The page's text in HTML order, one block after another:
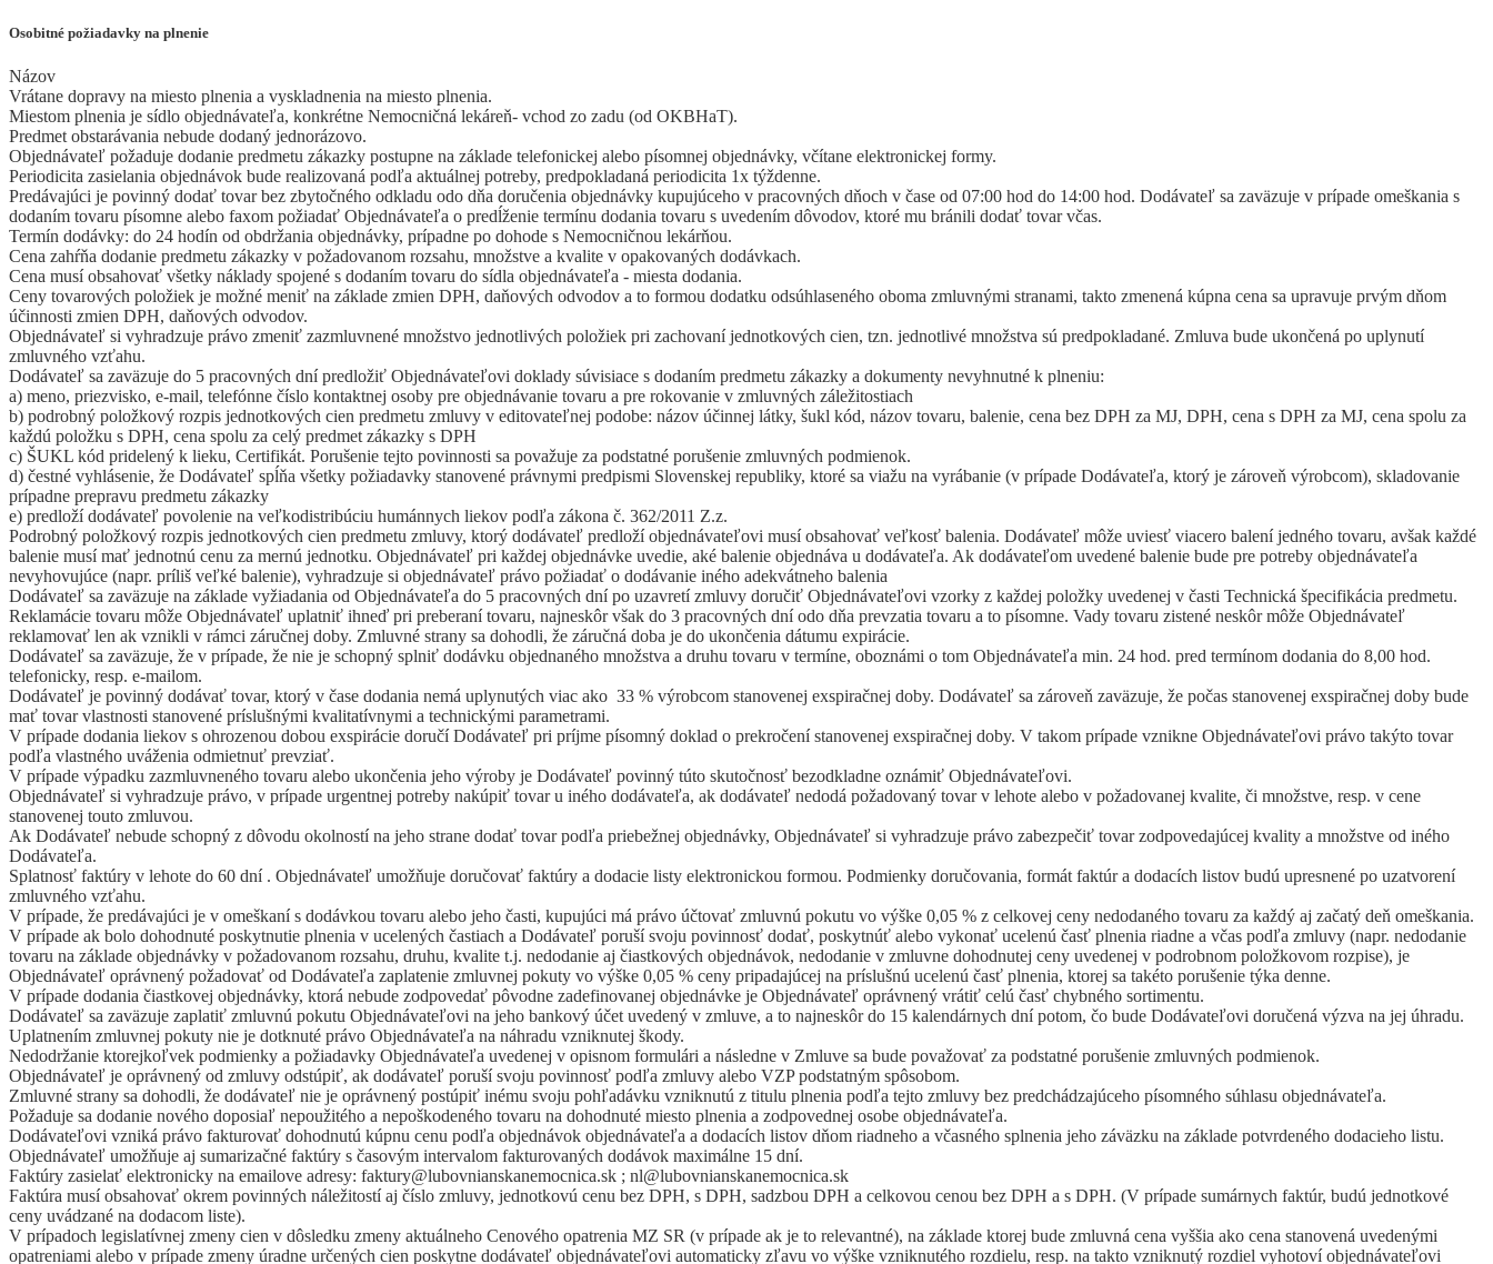
Osobitné požiadavky na plnenie
Názov
Vrátane dopravy na miesto plnenia a vyskladnenia na miesto plnenia.
Miestom plnenia je sídlo objednávateľa, konkrétne Nemocničná lekáreň- vchod zo zadu (od OKBHaT).
Predmet obstarávania nebude dodaný jednorázovo.
Objednávateľ požaduje dodanie predmetu zákazky postupne na základe telefonickej alebo písomnej objednávky, včítane elektronickej formy.
Periodicita zasielania objednávok bude realizovaná podľa aktuálnej potreby, predpokladaná periodicita 1x týždenne.
Predávajúci je povinný dodať tovar bez zbytočného odkladu odo dňa doručenia objednávky kupujúceho v pracovných dňoch v čase od 07:00 hod do 14:00 hod. Dodávateľ sa zaväzuje v prípade omeškania s
dodaním tovaru písomne alebo faxom požiadať Objednávateľa o predĺženie termínu dodania tovaru s uvedením dôvodov, ktoré mu bránili dodať tovar včas.
Termín dodávky: do 24 hodín od obdržania objednávky, prípadne po dohode s Nemocničnou lekárňou.
Cena zahŕňa dodanie predmetu zákazky v požadovanom rozsahu, množstve a kvalite v opakovaných dodávkach.
Cena musí obsahovať všetky náklady spojené s dodaním tovaru do sídla objednávateľa - miesta dodania.
Ceny tovarových položiek je možné meniť na základe zmien DPH, daňových odvodov a to formou dodatku odsúhlaseného oboma zmluvnými stranami, takto zmenená kúpna cena sa upravuje prvým dňom
účinnosti zmien DPH, daňových odvodov.
Objednávateľ si vyhradzuje právo zmeniť zazmluvnené množstvo jednotlivých položiek pri zachovaní jednotkových cien, tzn. jednotlivé množstva sú predpokladané. Zmluva bude ukončená po uplynutí
zmluvného vzťahu.
Dodávateľ sa zaväzuje do 5 pracovných dní predložiť Objednávateľovi doklady súvisiace s dodaním predmetu zákazky a dokumenty nevyhnutné k plneniu:
a) meno, priezvisko, e-mail, telefónne číslo kontaktnej osoby pre objednávanie tovaru a pre rokovanie v zmluvných záležitostiach
b) podrobný položkový rozpis jednotkových cien predmetu zmluvy v editovateľnej podobe: názov účinnej látky, šukl kód, názov tovaru, balenie, cena bez DPH za MJ, DPH, cena s DPH za MJ, cena spolu za
každú položku s DPH, cena spolu za celý predmet zákazky s DPH
c) ŠUKL kód pridelený k lieku, Certifikát. Porušenie tejto povinnosti sa považuje za podstatné porušenie zmluvných podmienok.
d) čestné vyhlásenie, že Dodávateľ spĺňa všetky požiadavky stanovené právnymi predpismi Slovenskej republiky, ktoré sa viažu na vyrábanie (v prípade Dodávateľa, ktorý je zároveň výrobcom), skladovanie
prípadne prepravu predmetu zákazky
e) predloží dodávateľ povolenie na veľkodistribúciu humánnych liekov podľa zákona č. 362/2011 Z.z.
Podrobný položkový rozpis jednotkových cien predmetu zmluvy, ktorý dodávateľ predloží objednávateľovi musí obsahovať veľkosť balenia. Dodávateľ môže uviesť viacero balení jedného tovaru, avšak každé
balenie musí mať jednotnú cenu za mernú jednotku. Objednávateľ pri každej objednávke uvedie, aké balenie objednáva u dodávateľa. Ak dodávateľom uvedené balenie bude pre potreby objednávateľa
nevyhovujúce (napr. príliš veľké balenie), vyhradzuje si objednávateľ právo požiadať o dodávanie iného adekvátneho balenia
Dodávateľ sa zaväzuje na základe vyžiadania od Objednávateľa do 5 pracovných dní po uzavretí zmluvy doručiť Objednávateľovi vzorky z každej položky uvedenej v časti Technická špecifikácia predmetu.
Reklamácie tovaru môže Objednávateľ uplatniť ihneď pri preberaní tovaru, najneskôr však do 3 pracovných dní odo dňa prevzatia tovaru a to písomne. Vady tovaru zistené neskôr môže Objednávateľ
reklamovať len ak vznikli v rámci záručnej doby. Zmluvné strany sa dohodli, že záručná doba je do ukončenia dátumu expirácie.
Dodávateľ sa zaväzuje, že v prípade, že nie je schopný splniť dodávku objednaného množstva a druhu tovaru v termíne, oboznámi o tom Objednávateľa min. 24 hod. pred termínom dodania do 8,00 hod.
telefonicky, resp. e-mailom.
Dodávateľ je povinný dodávať tovar, ktorý v čase dodania nemá uplynutých viac ako 33 % výrobcom stanovenej exspiračnej doby. Dodávateľ sa zároveň zaväzuje, že počas stanovenej exspiračnej doby bude
mať tovar vlastnosti stanovené príslušnými kvalitatívnymi a technickými parametrami.
V prípade dodania liekov s ohrozenou dobou exspirácie doručí Dodávateľ pri príjme písomný doklad o prekročení stanovenej exspiračnej doby. V takom prípade vznikne Objednávateľovi právo takýto tovar
podľa vlastného uváženia odmietnuť prevziať.
V prípade výpadku zazmluvneného tovaru alebo ukončenia jeho výroby je Dodávateľ povinný túto skutočnosť bezodkladne oznámiť Objednávateľovi.
Objednávateľ si vyhradzuje právo, v prípade urgentnej potreby nakúpiť tovar u iného dodávateľa, ak dodávateľ nedodá požadovaný tovar v lehote alebo v požadovanej kvalite, či množstve, resp. v cene
stanovenej touto zmluvou.
Ak Dodávateľ nebude schopný z dôvodu okolností na jeho strane dodať tovar podľa priebežnej objednávky, Objednávateľ si vyhradzuje právo zabezpečiť tovar zodpovedajúcej kvality a množstve od iného
Dodávateľa.
Splatnosť faktúry v lehote do 60 dní . Objednávateľ umožňuje doručovať faktúry a dodacie listy elektronickou formou. Podmienky doručovania, formát faktúr a dodacích listov budú upresnené po uzatvorení
zmluvného vzťahu.
V prípade, že predávajúci je v omeškaní s dodávkou tovaru alebo jeho časti, kupujúci má právo účtovať zmluvnú pokutu vo výške 0,05 % z celkovej ceny nedodaného tovaru za každý aj začatý deň omeškania.
V prípade ak bolo dohodnuté poskytnutie plnenia v ucelených častiach a Dodávateľ poruší svoju povinnosť dodať, poskytnúť alebo vykonať ucelenú časť plnenia riadne a včas podľa zmluvy (napr. nedodanie
tovaru na základe objednávky v požadovanom rozsahu, druhu, kvalite t.j. nedodanie aj čiastkových objednávok, nedodanie v zmluvne dohodnutej ceny uvedenej v podrobnom položkovom rozpise), je
Objednávateľ oprávnený požadovať od Dodávateľa zaplatenie zmluvnej pokuty vo výške 0,05 % ceny pripadajúcej na príslušnú ucelenú časť plnenia, ktorej sa takéto porušenie týka denne.
V prípade dodania čiastkovej objednávky, ktorá nebude zodpovedať pôvodne zadefinovanej objednávke je Objednávateľ oprávnený vrátiť celú časť chybného sortimentu.
Dodávateľ sa zaväzuje zaplatiť zmluvnú pokutu Objednávateľovi na jeho bankový účet uvedený v zmluve, a to najneskôr do 15 kalendárnych dní potom, čo bude Dodávateľovi doručená výzva na jej úhradu.
Uplatnením zmluvnej pokuty nie je dotknuté právo Objednávateľa na náhradu vzniknutej škody.
Nedodržanie ktorejkoľvek podmienky a požiadavky Objednávateľa uvedenej v opisnom formulári a následne v Zmluve sa bude považovať za podstatné porušenie zmluvných podmienok.
Objednávateľ je oprávnený od zmluvy odstúpiť, ak dodávateľ poruší svoju povinnosť podľa zmluvy alebo VZP podstatným spôsobom.
Zmluvné strany sa dohodli, že dodávateľ nie je oprávnený postúpiť inému svoju pohľadávku vzniknutú z titulu plnenia podľa tejto zmluvy bez predchádzajúceho písomného súhlasu objednávateľa.
Požaduje sa dodanie nového doposiaľ nepoužitého a nepoškodeného tovaru na dohodnuté miesto plnenia a zodpovednej osobe objednávateľa.
Dodávateľovi vzniká právo fakturovať dohodnutú kúpnu cenu podľa objednávok objednávateľa a dodacích listov dňom riadneho a včasného splnenia jeho záväzku na základe potvrdeného dodacieho listu.
Objednávateľ umožňuje aj sumarizačné faktúry s časovým intervalom fakturovaných dodávok maximálne 15 dní.
Faktúry zasielať elektronicky na emailove adresy: faktury@lubovnianskanemocnica.sk ; nl@lubovnianskanemocnica.sk
Faktúra musí obsahovať okrem povinných náležitostí aj číslo zmluvy, jednotkovú cenu bez DPH, s DPH, sadzbou DPH a celkovou cenou bez DPH a s DPH. (V prípade sumárnych faktúr, budú jednotkové
ceny uvádzané na dodacom liste).
V prípadoch legislatívnej zmeny cien v dôsledku zmeny aktuálneho Cenového opatrenia MZ SR (v prípade ak je to relevantné), na základe ktorej bude zmluvná cena vyššia ako cena stanovená uvedenými
opatreniami alebo v prípade zmeny úradne určených cien poskytne dodávateľ objednávateľovi automaticky zľavu vo výške vzniknutého rozdielu, resp. na takto vzniknutý rozdiel vyhotoví objednávateľovi